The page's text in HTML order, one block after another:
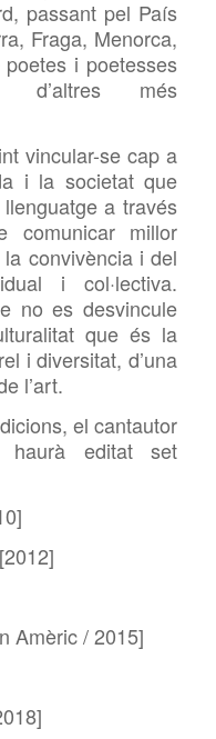
passant pel País
Fraga, Menorca,
i poetesses
d’altres més
vincular-se cap a
i la societat que
a través
comunicar millor
convivència i del
i col·lectiva.
no es desvincule
que és la
i diversitat, d’una
l’art.
el cantautor
haurà editat set
Amèric / 2015]